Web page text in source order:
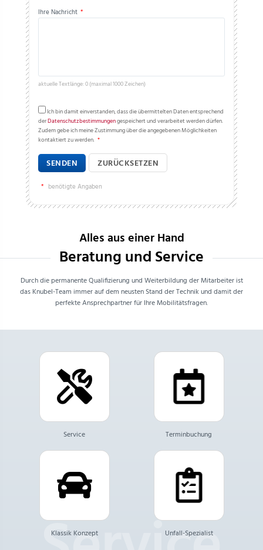
Ihre Nachricht *
aktuelle Textlänge: 0 (maximal 1000 Zeichen)
Ich bin damit einverstanden, dass die übermittelten Daten entsprechend
derDatenschutzbestimmungengespeichert und verarbeitet werden dürfen.
Zudem gebe ich meine Zustimmung über die angegebenen Möglichkeiten
kontaktiert zu werden. *
SENDEN ZURÜCKSETZEN
* benötigte Angaben
Alles aus einer Hand
Beratung und Service
Durch die permanente Qualifizierung und Weiterbildung der Mitarbeiter ist
das Knubel-Team immer auf dem neusten Stand der Technik und damit der
perfekte Ansprechpartner für Ihre Mobilitätsfragen.
Service Terminbuchung
Klassik Konzept Unfall-Spezialist